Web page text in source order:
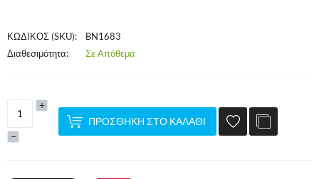
ΚΩΔΙΚΟΣ (SKU):
BN1683
Διαθεσιμότητα:
Σε Απόθεμα
+
−
ΠΡΟΣΘΉΚΗ ΣΤΟ ΚΑΛΆΘΙ